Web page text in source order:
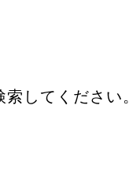
索してください